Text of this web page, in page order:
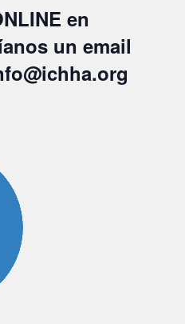
en
un email